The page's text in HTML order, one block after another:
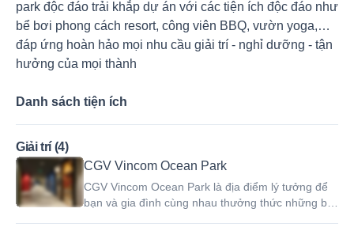
park độc đáo trải khắp dự án với các tiện ích độc đáo như
bể bơi phong cách resort, công viên BBQ, vườn yoga,…
đáp ứng hoàn hảo mọi nhu cầu giải trí - nghỉ dưỡng - tận
hưởng của mọi thành
Danh sách tiện ích
Giải trí (4)
CGV Vincom Ocean Park
CGV Vincom Ocean Park là địa điểm lý tưởng để
bạn và gia đình cùng nhau thưởng thức những bộ